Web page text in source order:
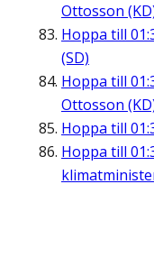
Ottosson
Hoppa till
(SD)
Hoppa till
Ottosson
Hoppa till
Hoppa till